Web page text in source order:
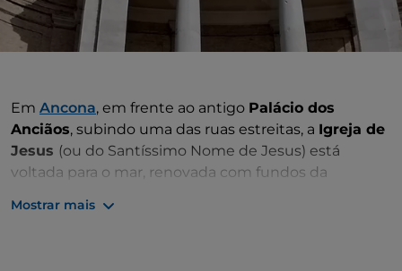
Em Ancona, em frente ao antigo Palácio dos
Anciãos, subindo uma das ruas estreitas, a Igreja de
Jesus (ou do Santíssimo Nome de Jesus) está
voltada para o mar, renovada com fundos da
Mostrar mais